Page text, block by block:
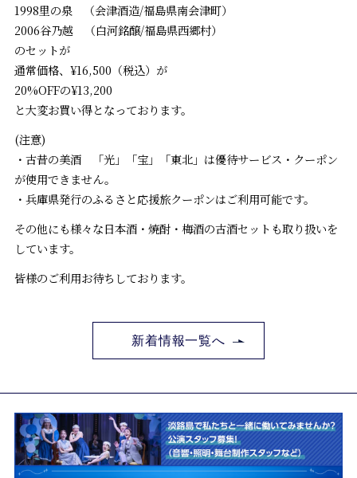
1998里の泉 （会津酒造/福島県南会津町）
2006谷乃越 （白河銘醸/福島県西郷村）
のセットが
通常価格、¥16,500（税込）が
20%OFFの¥13,200
と大変お買い得となっております。
(注意)
・古昔の美酒 「光」「宝」「東北」は優待サービス・クーポン
が使用できません。
・兵庫県発行のふるさと応援旅クーポンはご利用可能です。
その他にも様々な日本酒・焼酎・梅酒の古酒セットも取り扱いを
しています。
皆様のご利用お待ちしております。
新着情報一覧へ